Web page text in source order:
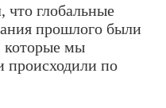
глобальные
прошлого были
которые мы
происходили по